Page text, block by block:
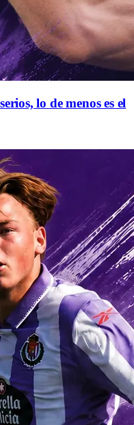
lo de menos es el